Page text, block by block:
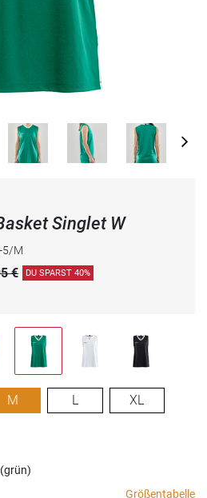
Singlet W
5/M
€ DU SPARST 40%
M L XL
Größentabelle